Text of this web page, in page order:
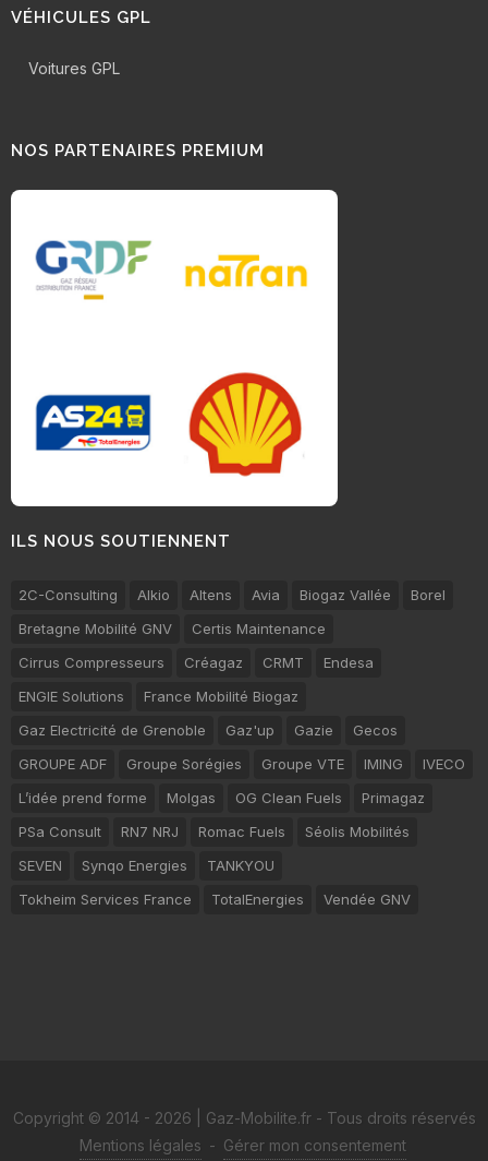
VÉHICULES GPL
Voitures GPL
NOS PARTENAIRES PREMIUM
ILS NOUS SOUTIENNENT
2C-Consulting Alkio Altens Avia Biogaz Vallée
Borel
Bretagne Mobilité GNV
Certis Maintenance
Cirrus Compresseurs
Créagaz CRMT
Endesa
ENGIE Solutions
France Mobilité Biogaz
Gaz Electricité de Grenoble
Gaz'up Gazie
Gecos
GROUPE ADF
Groupe Sorégies Groupe VTE IMING
IVECO
L’idée prend forme
Molgas OG Clean Fuels
Primagaz
PSa Consult
RN7 NRJ Romac Fuels
Séolis Mobilités
SEVEN
Synqo Energies
TANKYOU
Tokheim Services France
TotalEnergies Vendée GNV
Copyright © 2014 - 2026 | Gaz-Mobilite.fr - Tous droits réservés
Mentions légales - Gérer mon consentement